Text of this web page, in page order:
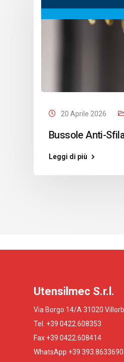
20 Aprile 2026
Bussole Anti-
Leggi di più
Utensilmec S.r.l.
Via Borgo 14/A 31020
Tel. +39 0422.608353
Fax +39 0422.608414
WhatsApp +39 393.8633690